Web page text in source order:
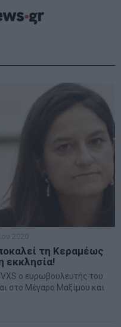
2020
τη Κεραμέως
εκκλησία!
ο ευρωβουλευτής του
στο Μέγαρο Μαξίμου και